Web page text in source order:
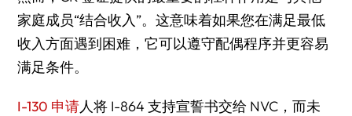
家庭成员“结合收入 ”。这意味着如果您在满足最低
收入方面遇到困难，它可以遵守配偶程序并更容易
满足条件。
I-130 申请人将 I-864 支持宣誓书交给 NVC，而未